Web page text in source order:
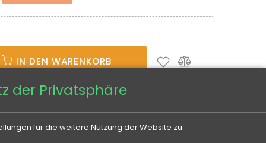
IN DEN WARENKORB
der Privatsphäre
für die weitere Nutzung der Website zu.